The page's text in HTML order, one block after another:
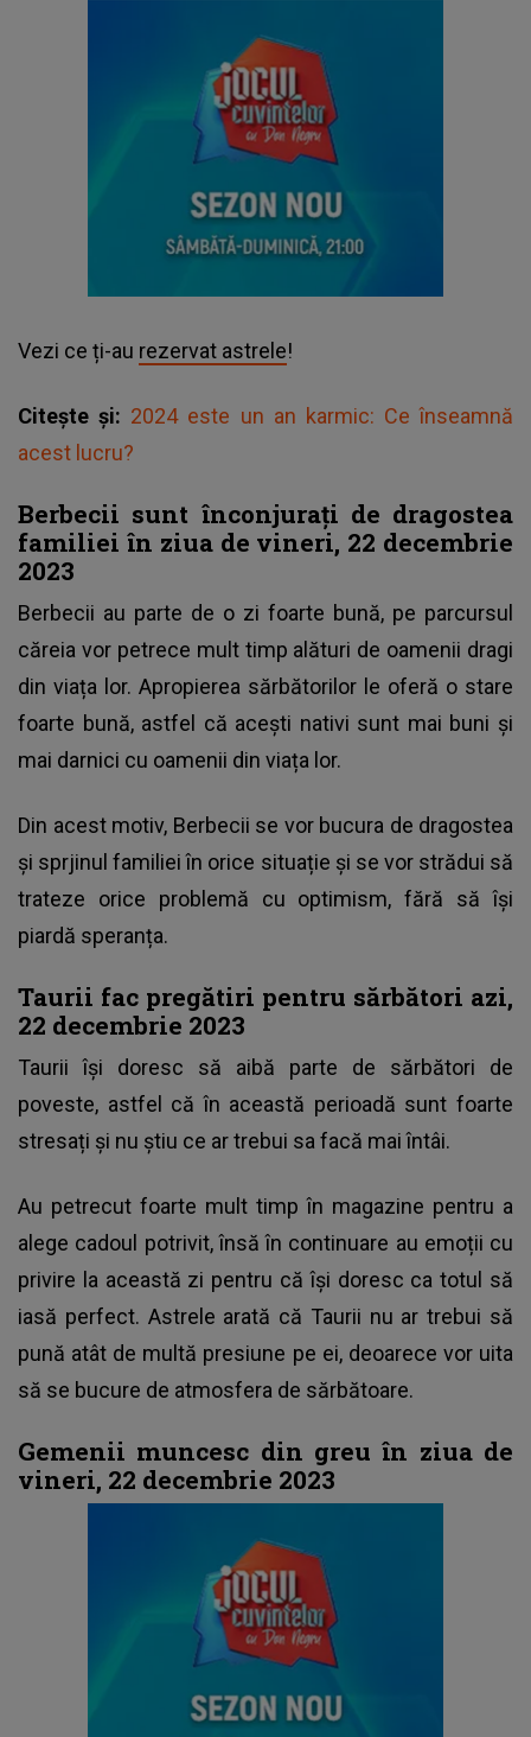
Vezi ce ți-au rezervat astrele!
Citește și: 2024 este un an karmic: Ce înseamnă
acest lucru?
Berbecii sunt înconjurați de dragostea
familiei în ziua de vineri, 22 decembrie
2023
Berbecii au parte de o zi foarte bună, pe parcursul
căreia vor petrece mult timp alături de oamenii dragi
din viața lor. Apropierea sărbătorilor le oferă o stare
foarte bună, astfel că acești nativi sunt mai buni și
mai darnici cu oamenii din viața lor.
Din acest motiv, Berbecii se vor bucura de dragostea
și sprjinul familiei în orice situație și se vor strădui să
trateze orice problemă cu optimism, fără să își
piardă speranța.
Taurii fac pregătiri pentru sărbători azi,
22 decembrie 2023
Taurii își doresc să aibă parte de sărbători de
poveste, astfel că în această perioadă sunt foarte
stresați și nu știu ce ar trebui sa facă mai întâi.
Au petrecut foarte mult timp în magazine pentru a
alege cadoul potrivit, însă în continuare au emoții cu
privire la această zi pentru că își doresc ca totul să
iasă perfect. Astrele arată că Taurii nu ar trebui să
pună atât de multă presiune pe ei, deoarece vor uita
să se bucure de atmosfera de sărbătoare.
Gemenii muncesc din greu în ziua de
vineri, 22 decembrie 2023